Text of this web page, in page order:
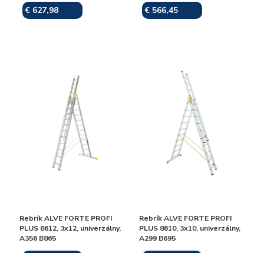
€ 627,98 € 566,45
Rebrík ALVE FORTE PROFI
PLUS 8612, 3x12, univerzálny,
A356 B865
Rebrík ALVE FORTE PROFI
PLUS 8610, 3x10, univerzálny,
A299 B695